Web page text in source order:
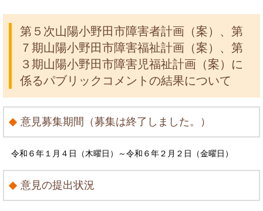
第５次山陽小野田市障害者計画（案）、第
７期山陽小野田市障害福祉計画（案）、第
３期山陽小野田市障害児福祉計画（案）に
係るパブリックコメントの結果について
意見募集期間（募集は終了しました。）
令和６年１月４日（木曜日）～令和６年２月２日（金曜日）
意見の提出状況